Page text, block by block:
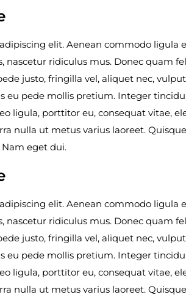
elit. Aenean commodo ligula
ridiculus mus. Donec quam
justo, fringilla vel, aliquet nec,
eu pede mollis pretium. Integer
ligula, porttitor eu, consequat vitae,
nulla ut metus varius laoreet.
eget dui.
elit. Aenean commodo ligula
ridiculus mus. Donec quam
justo, fringilla vel, aliquet nec,
eu pede mollis pretium. Integer
ligula, porttitor eu, consequat vitae,
nulla ut metus varius laoreet.